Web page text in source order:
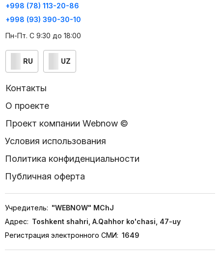
+998 (78) 113-20-86
+998 (93) 390-30-10
Пн-Пт. С 9:30 до 18:00
RU UZ
Контакты
О проекте
Проект компании Webnow ©
Условия использования
Политика конфиденциальности
Публичная оферта
Учредитель: "WEBNOW" MChJ
Адрес: Toshkent shahri, A.Qahhor ko'chasi, 47-uy
Регистрация электронного СМИ: 1649